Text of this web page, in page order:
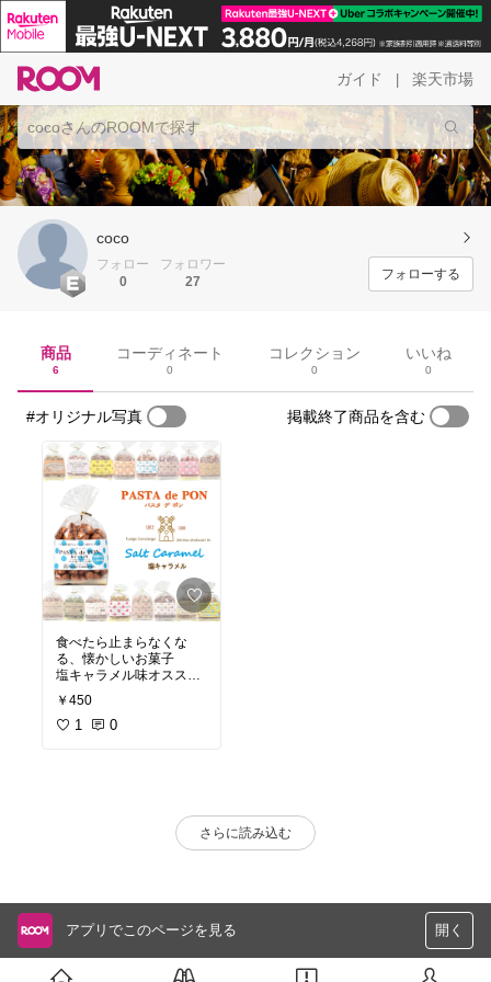
ガイド 楽天市場
coco
フォロー
0
フォロワー
27
フォローする
商品
6
コーディネート
0
コレクション
0
いいね
0
#オリジナル写真 掲載終了商品を含む
食べたら止まらなくな
る、懐かしいお菓子
塩キャラメル味オススメ
です！
￥450
1 0
さらに読み込む
アプリでこのページを見る 開く